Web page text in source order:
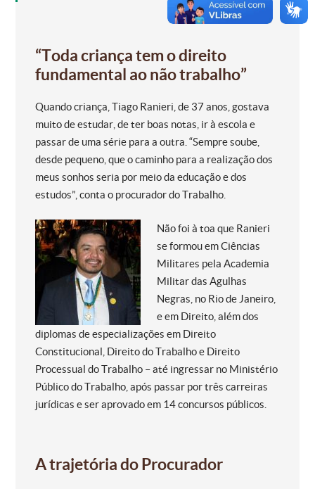
“Toda criança tem o direito
fundamental ao não trabalho”
Quando criança, Tiago Ranieri, de 37 anos, gostava
muito de estudar, de ter boas notas, ir à escola e
passar de uma série para a outra. “Sempre soube,
desde pequeno, que o caminho para a realização dos
meus sonhos seria por meio da educação e dos
estudos”, conta o procurador do Trabalho.
Não foi à toa que Ranieri
se formou em Ciências
Militares pela Academia
Militar das Agulhas
Negras, no Rio de Janeiro,
e em Direito, além dos
diplomas de especializações em Direito
Constitucional, Direito do Trabalho e Direito
Processual do Trabalho – até ingressar no Ministério
Público do Trabalho, após passar por três carreiras
jurídicas e ser aprovado em 14 concursos públicos.
A trajetória do Procurador